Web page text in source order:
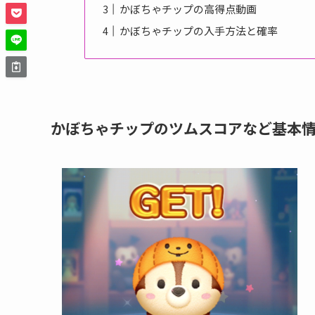
かぼちゃチップの高得点動画
かぼちゃチップの入手方法と確率
かぼちゃチップのツムスコアなど基本